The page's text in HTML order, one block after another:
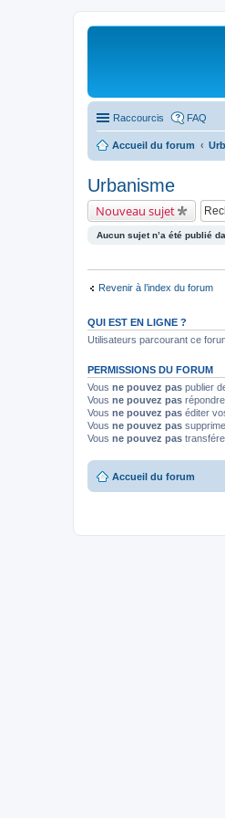
Raccourcis FAQ
Accueil du forum
Urbanisme
Nouveau sujet
Aucun sujet n’a été publié
Revenir à l’index du forum
QUI EST EN LIGNE ?
Utilisateurs parcourant ce
PERMISSIONS DU FORUM
Vous ne pouvez pas publier
Vous ne pouvez pas
Vous ne pouvez pas éditer
Vous ne pouvez pas
Vous ne pouvez pas
Accueil du forum